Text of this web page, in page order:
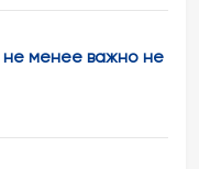
менее важно не